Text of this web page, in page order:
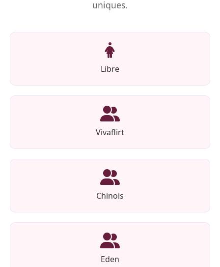
uniques.
Libre
Vivaflirt
Chinois
Eden